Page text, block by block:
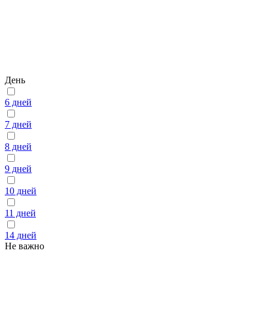
День
6 дней
7 дней
8 дней
9 дней
10 дней
11 дней
14 дней
Не важно